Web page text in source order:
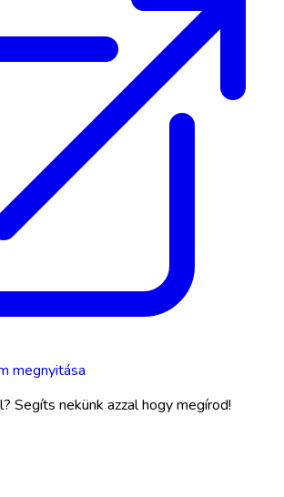
megnyitása
Segíts nekünk azzal hogy megírod!